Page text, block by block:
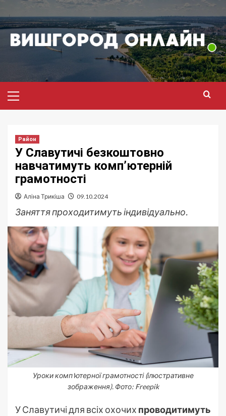
до
вмісту
меню
Район
У Славутичі безкоштовно
навчатимуть комп’ютерній
грамотності
Аліна Трикіша 09.10.2024
Заняття проходитимуть індивідуально.
Уроки комп'ютерної грамотності (ілюстративне
зображення). Фото: Freepik
У Славутичі для всіх охочих проводитимуть